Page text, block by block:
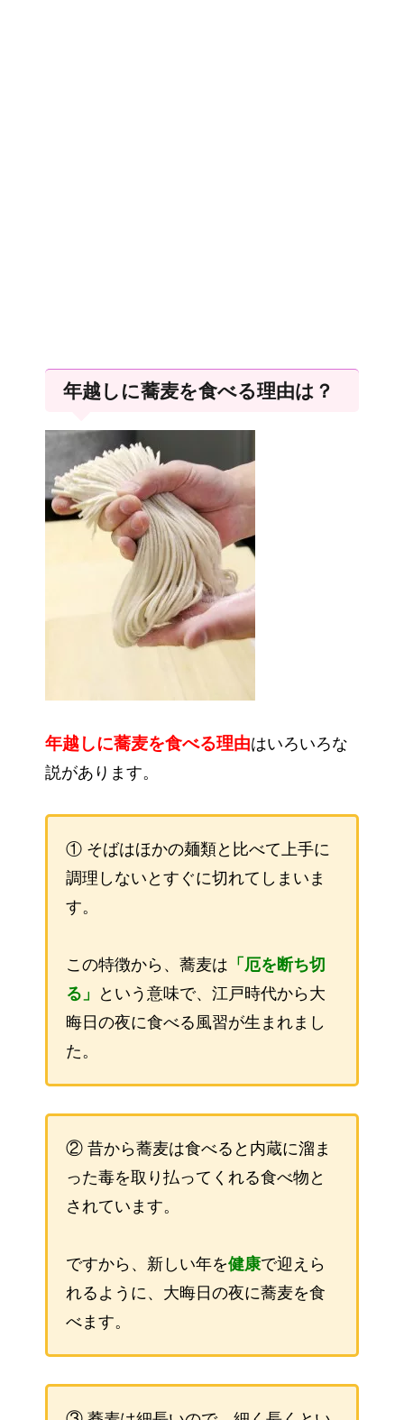
年越しに蕎麦を食べる理由は？
年越しに蕎麦を食べる理由はいろいろな
説があります。
① そばはほかの麺類と比べて上手に
調理しないとすぐに切れてしまいま
す。
この特徴から、蕎麦は 「厄を断ち切
る」
という意味で、江戸時代から大
晦日の夜に食べる風習が生まれまし
た。
② 昔から蕎麦は食べると内蔵に溜ま
った毒を取り払ってくれる食べ物と
されています。
ですから、新しい年を健康で迎えら
れるように、大晦日の夜に蕎麦を食
べます。